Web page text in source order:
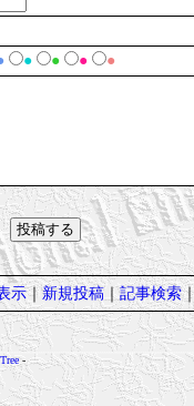
● ● ● ●
示｜新規投稿｜記事検索
-